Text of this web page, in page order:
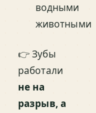
водными
животными
👉 Зубы
работали
не на
разрыв, а